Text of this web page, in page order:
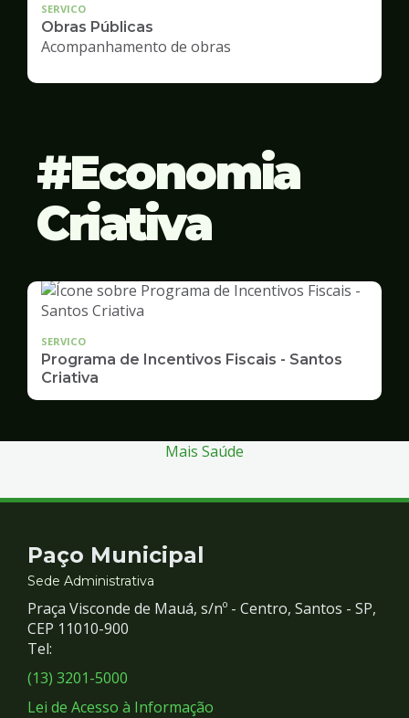
SERVICO
Obras Públicas
Acompanhamento de obras
Economia
Criativa
SERVICO
Programa de Incentivos Fiscais - Santos
Criativa
Mais Saúde
Contato
e
Redes
Sociais
Paço Municipal
Sede Administrativa
Praça Visconde de Mauá, s/nº - Centro, Santos - SP,
CEP 11010-900
Tel:
(13) 3201-5000
Lei de Acesso à Informação